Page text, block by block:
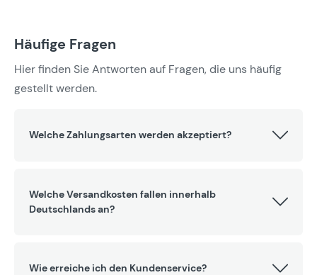
Häufige Fragen
Hier finden Sie Antworten auf Fragen, die uns häufig
gestellt werden.
Welche Zahlungsarten werden akzeptiert?
Welche Versandkosten fallen innerhalb
Deutschlands an?
Wie erreiche ich den Kundenservice?